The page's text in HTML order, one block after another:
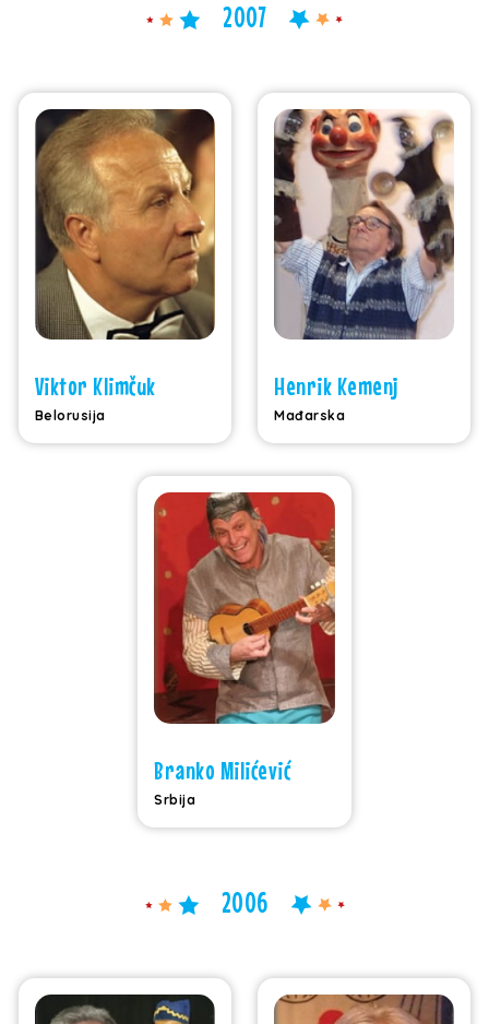
2007
Viktor Klimčuk
Belorusija
Henrik Kemenj
Mađarska
Branko Milićević
Srbija
2006